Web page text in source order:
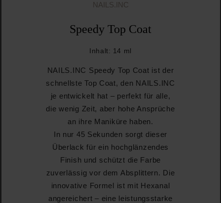
NAILS.INC
Speedy Top Coat
Inhalt: 14 ml
NAILS.INC Speedy Top Coat ist der
schnellste Top Coat, den NAILS.INC
je entwickelt hat – perfekt für alle,
die wenig Zeit, aber hohe Ansprüche
an ihre Maniküre haben.
In nur 45 Sekunden sorgt dieser
Überlack für ein hochglänzendes
Finish und schützt die Farbe
zuverlässig vor dem Absplittern. Die
innovative Formel ist mit Hexanal
angereichert – eine leistungsstarke